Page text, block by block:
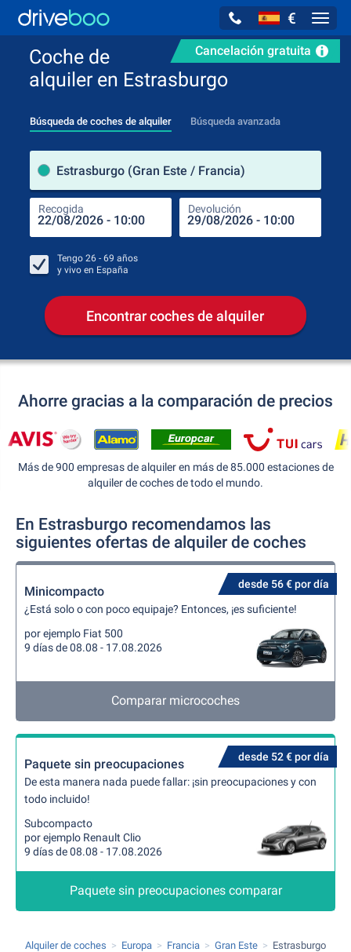
€
Cancelación gratuita
Coche de
alquiler en Estrasburgo
Búsqueda de coches de alquiler Búsqueda avanzada
Estrasburgo (Gran Este / Francia)
Recogida Devolución
Tengo 26 - 69 años
y vivo en España
Encontrar coches de alquiler
Ahorre gracias a la comparación de precios
Más de 900 empresas de alquiler en más de 85.000 estaciones de
alquiler de coches de todo el mundo.
En Estrasburgo recomendamos las
siguientes ofertas de alquiler de coches
desde 56 € por día
Minicompacto
¿Está solo o con poco equipaje? Entonces, ¡es suficiente!
por ejemplo Fiat 500
9 días de 08.08 - 17.08.2026
Comparar microcoches
desde 52 € por día
Paquete sin preocupaciones
De esta manera nada puede fallar: ¡sin preocupaciones y con
todo incluido!
Subcompacto
por ejemplo Renault Clio
9 días de 08.08 - 17.08.2026
Paquete sin preocupaciones comparar
Alquiler de coches Europa Francia Gran Este Estrasburgo